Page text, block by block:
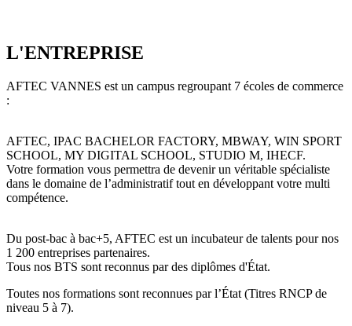
L'ENTREPRISE
AFTEC VANNES est un campus regroupant 7 écoles de commerce
:
AFTEC, IPAC BACHELOR FACTORY, MBWAY, WIN SPORT
SCHOOL, MY DIGITAL SCHOOL, STUDIO M, IHECF.
Votre formation vous permettra de devenir un véritable spécialiste
dans le domaine de l’administratif tout en développant votre multi
compétence.
Du post-bac à bac+5, AFTEC est un incubateur de talents pour nos
1 200 entreprises partenaires.
Tous nos BTS sont reconnus par des diplômes d'État.
Toutes nos formations sont reconnues par l’État (Titres RNCP de
niveau 5 à 7).